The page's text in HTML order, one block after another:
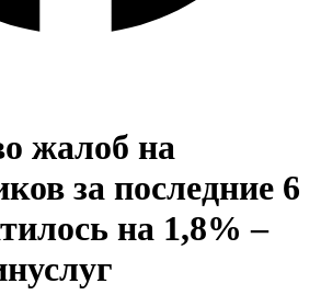
жалоб на
за последние 6
на 1,8% –